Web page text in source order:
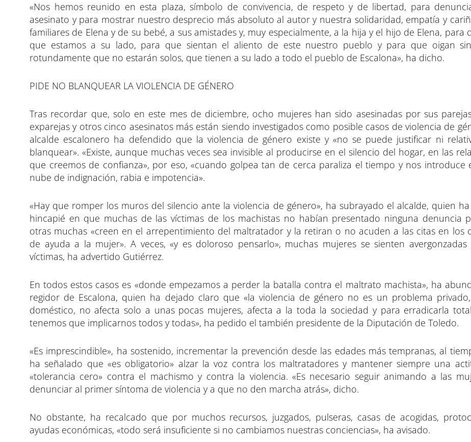
«Nos hemos reunido en esta plaza, símbolo de convivencia, de respeto y de libertad, para
asesinato y para mostrar nuestro desprecio más absoluto al autor y nuestra solidaridad, empatía y
familiares de Elena y de su bebé, a sus amistades y, muy especialmente, a la hija y el hijo de Elena, para
que estamos a su lado, para que sientan el aliento de este nuestro pueblo y para que oigan
rotundamente que no estarán solos, que tienen a su lado a todo el pueblo de Escalona», ha dicho.
PIDE NO BLANQUEAR LA VIOLENCIA DE GÉNERO
Tras recordar que, solo en este mes de diciembre, ocho mujeres han sido asesinadas por sus
exparejas y otros cinco asesinatos más están siendo investigados como posible casos de violencia de
alcalde escalonero ha defendido que la violencia de género existe y «no se puede justificar ni
blanquear». «Existe, aunque muchas veces sea invisible al producirse en el silencio del hogar, en las
que creemos de confianza», por eso, «cuando golpea tan de cerca paraliza el tiempo y nos introduce
nube de indignación, rabia e impotencia».
«Hay que romper los muros del silencio ante la violencia de género», ha subrayado el alcalde, quien
hincapié en que muchas de las víctimas de los machistas no habían presentado ninguna denuncia
otras muchas «creen en el arrepentimiento del maltratador y la retiran o no acuden a las citas en los
de ayuda a la mujer». A veces, «y es doloroso pensarlo», muchas mujeres se sienten
víctimas, ha advertido Gutiérrez.
En todos estos casos es «donde empezamos a perder la batalla contra el maltrato machista», ha
regidor de Escalona, quien ha dejado claro que «la violencia de género no es un problema
doméstico, no afecta solo a unas pocas mujeres, afecta a la toda la sociedad y para erradicarla
tenemos que implicarnos todos y todas», ha pedido el también presidente de la Diputación de Toledo.
«Es imprescindible», ha sostenido, incrementar la prevención desde las edades más tempranas, al
ha señalado que «es obligatorio» alzar la voz contra los maltratadores y mantener siempre una
«tolerancia cero» contra el machismo y contra la violencia. «Es necesario seguir animando a las
denunciar al primer síntoma de violencia y a que no den marcha atrás», dicho.
No obstante, ha recalcado que por muchos recursos, juzgados, pulseras, casas de acogidas,
ayudas económicas, «todo será insuficiente si no cambiamos nuestras conciencias», ha avisado.